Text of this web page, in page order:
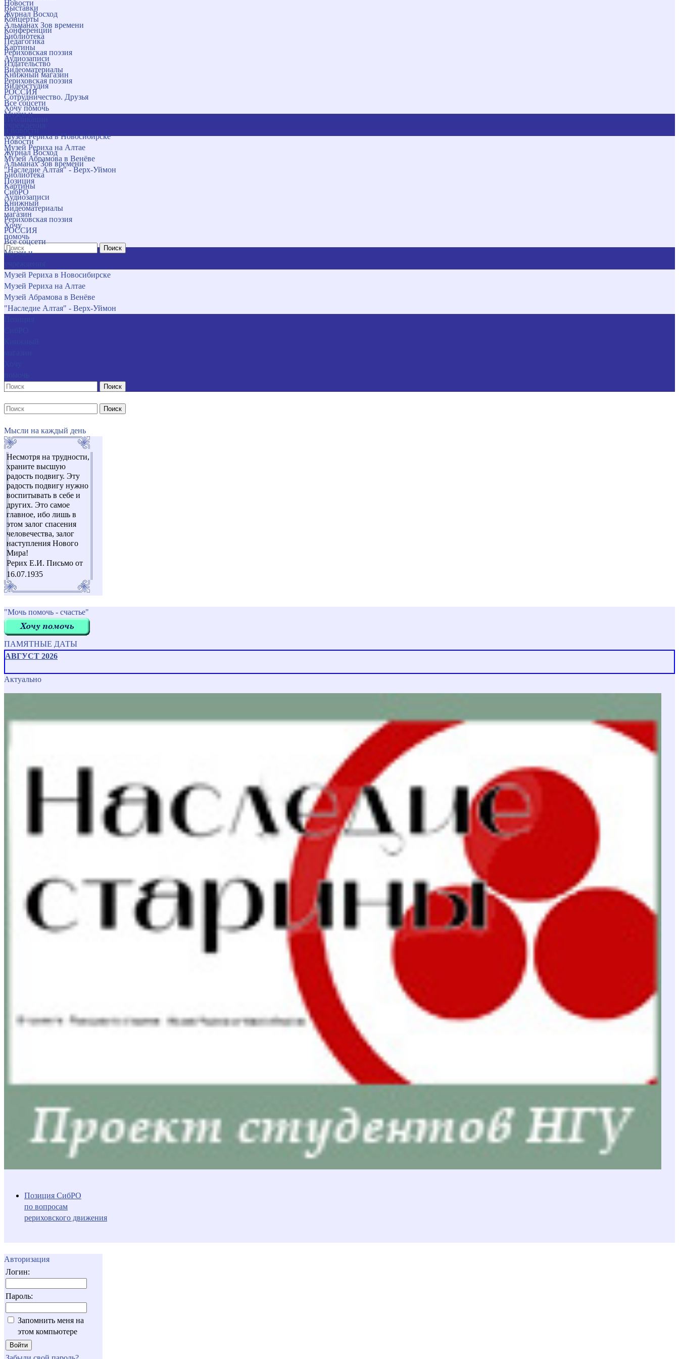
Новости
Журнал Восход
Альманах Зов времени
Библиотека
Картины
Аудиозаписи
Видеоматериалы
Рериховская поэзия
РОССИЯ
Все соцсети
Музеи и
Музей Рериха в Новосибирске
Музей Рериха на Алтае
Музей Абрамова в Венёве
"Наследие Алтая" - Верх-Уймон
Позиция
СибРО
Книжный
магазин
Хочу
помочь
Поиск
Выставки
Концерты
Конференции
Педагогика
Рериховская поэзия
Издательство
Книжный магазин
Видеостудия
Сотрудничество. Друзья
Хочу помочь
Новости
Журнал Восход
Альманах Зов времени
Библиотека
Картины
Аудиозаписи
Видеоматериалы
Рериховская поэзия
РОССИЯ
Все соцсети
Музеи и
Музей Рериха в Новосибирске
Музей Рериха на Алтае
Музей Абрамова в Венёве
"Наследие Алтая" - Верх-Уймон
Поиск
Поиск
Мысли на каждый день
Несмотря на трудности,
храните высшую
радость подвигу. Эту
радость подвигу нужно
воспитывать в себе и
других. Это самое
главное, ибо лишь в
этом залог спасения
человечества, залог
наступления Нового
Мира!
Рерих Е.И. Письмо от
16.07.1935
"Мочь помочь - счастье"
ПАМЯТНЫЕ ДАТЫ
АВГУСТ 2026
Актуально
Позиция СибРО
по вопросам
рериховского движения
Авторизация
Логин:
Пароль:
Запомнить меня на
этом компьютере